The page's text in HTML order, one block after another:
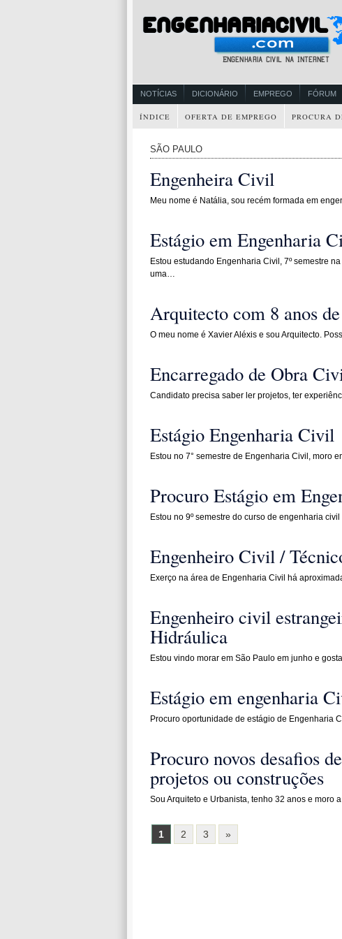
NOTÍCIAS DICIONÁRIO EMPREGO FÓRUM
ÍNDICE OFERTA DE EMPREGO PROCURA
SÃO PAULO
Engenheira Civil
Meu nome é Natália, sou recém formada em
Estágio em Engenharia
Estou estudando Engenharia Civil, 7º semestre
uma…
Arquitecto com 8 anos
O meu nome é Xavier Aléxis e sou Arquitecto.
Encarregado de Obra
Candidato precisa saber ler projetos, ter
Estágio Engenharia Civil
Estou no 7° semestre de Engenharia Civil, moro
Procuro Estágio em
Estou no 9º semestre do curso de engenharia
Engenheiro Civil /
Exerço na área de Engenharia Civil há
Engenheiro civil
Hidráulica
Estou vindo morar em São Paulo em junho e
Estágio em engenharia
Procuro oportunidade de estágio de Engenharia
Procuro novos desafios
projetos ou construções
Sou Arquiteto e Urbanista, tenho 32 anos e moro
1 2 3 »